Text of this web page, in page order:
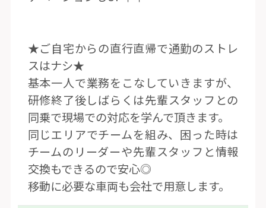
★ご自宅からの直行直帰で通勤のストレ
スはナシ★
基本一人で業務をこなしていきますが、
研修終了後しばらくは先輩スタッフとの
同乗で現場での対応を学んで頂きます。
同じエリアでチームを組み、困った時は
チームのリーダーや先輩スタッフと情報
交換もできるので安心◎
移動に必要な車両も会社で用意します。